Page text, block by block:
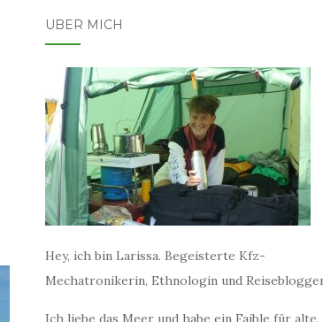
ÜBER MICH
Hey, ich bin Larissa. Begeisterte Kfz-
Mechatronikerin, Ethnologin und
Ich liebe das Meer und habe ein Faible für alte,